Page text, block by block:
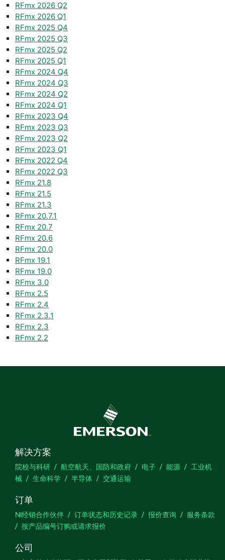
RFmx 2026 Q2
RFmx 2026 Q1
RFmx 2025 Q4
RFmx 2025 Q3
RFmx 2025 Q2
RFmx 2025 Q1
RFmx 2024 Q4
RFmx 2024 Q3
RFmx 2024 Q2
RFmx 2024 Q1
RFmx 2023 Q4
RFmx 2023 Q3
RFmx 2023 Q2
RFmx 2023 Q1
RFmx 2022 Q4
RFmx 2022 Q3
RFmx 21.8
RFmx 21.5
RFmx 21.3
RFmx 20.7.1
RFmx 20.7
RFmx 20.6
RFmx 20.0
RFmx 19.1
RFmx 19.0
RFmx 3.0
RFmx 2.5
RFmx 2.4
RFmx 2.3.1
RFmx 2.3
RFmx 2.2
解决方案
院校与科研 航空航天、国防和政府 电子 能源
工业机
械
生命科学 半导体 交通运输
订单
NI经销合作伙伴 订单状态和历史记录 报价查询
服务条款
按产品编号订购或请求报价
公司